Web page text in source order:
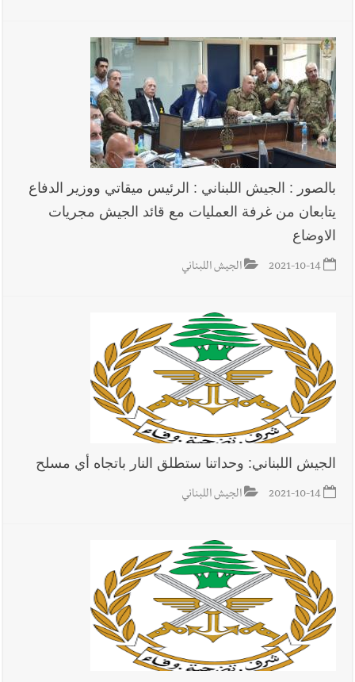
بالصور : الجيش اللبناني : الرئيس ميقاتي ووزير الدفاع
يتابعان من غرفة العمليات مع قائد الجيش مجريات
الاوضاع
2021-10-14 الجيش اللبناني
الجيش اللبناني: وحداتنا ستطلق النار باتجاه أي مسلح
2021-10-14 الجيش اللبناني